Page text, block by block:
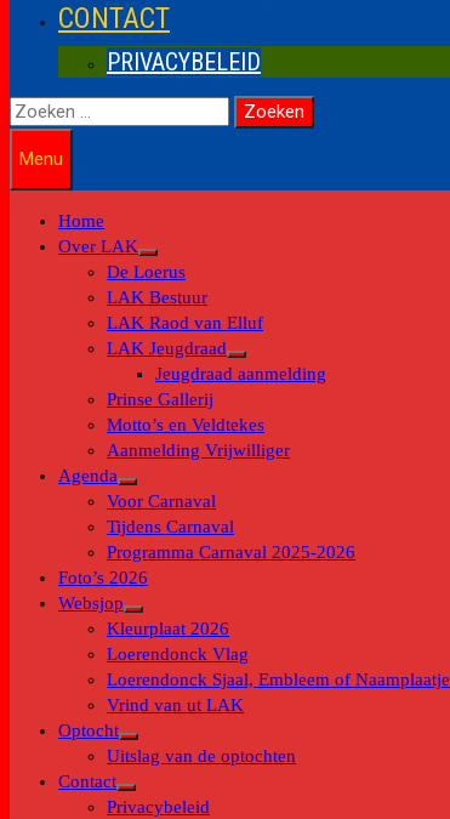
CONTACT
PRIVACYBELEID
Zoeken
naar:
Menu
Home
Over LAK
Toon
submenu
De Loerus
LAK Bestuur
LAK Raod van Elluf
LAK Jeugdraad
Toon
Jeugdraad aanmelding
Prinse Gallerij
Motto’s en Veldtekes
Aanmelding Vrijwilliger
Agenda
Toon
submenu
Voor Carnaval
Tijdens Carnaval
Programma Carnaval 2025-2026
Foto’s 2026
Websjop
Toon
submenu
Kleurplaat 2026
Loerendonck Vlag
Loerendonck Sjaal, Embleem of Naamplaatje
Vrind van ut LAK
Optocht
Toon
submenu
Uitslag van de optochten
Contact
Toon
Privacybeleid